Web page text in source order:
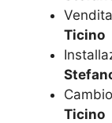
Ticino
Ticino